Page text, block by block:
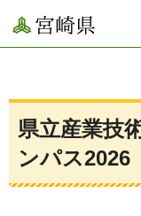
宮崎県
県立産業技
ンパス2026